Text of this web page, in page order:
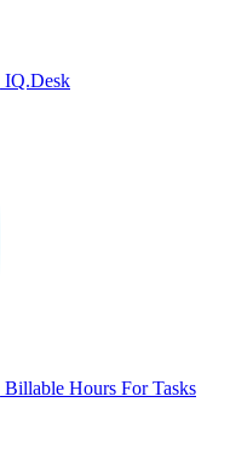
IQ.Desk
Billable Hours For Tasks